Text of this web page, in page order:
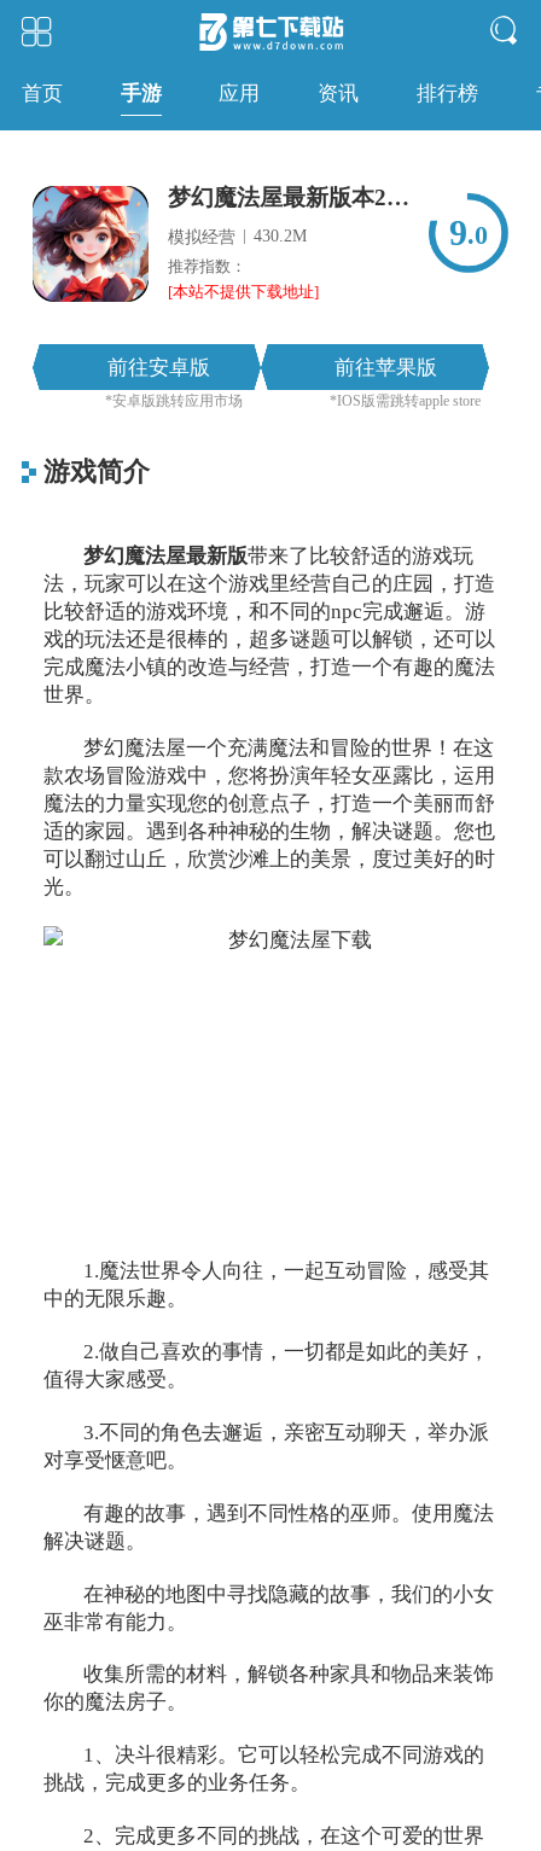
首页 手游 应用 资讯 排行榜
梦幻魔法屋最新版本2025
模拟经营 |430.2M
推荐指数：
[本站不提供下载地址]
9.0
前往安卓版 前往苹果版
*安卓版跳转应用市场 *IOS版需跳转apple store
游戏简介
梦幻魔法屋最新版带来了比较舒适的游戏玩
法，玩家可以在这个游戏里经营自己的庄园，打造
比较舒适的游戏环境，和不同的npc完成邂逅。游
戏的玩法还是很棒的，超多谜题可以解锁，还可以
完成魔法小镇的改造与经营，打造一个有趣的魔法
世界。
梦幻魔法屋一个充满魔法和冒险的世界！在这
款农场冒险游戏中，您将扮演年轻女巫露比，运用
魔法的力量实现您的创意点子，打造一个美丽而舒
适的家园。遇到各种神秘的生物，解决谜题。您也
可以翻过山丘，欣赏沙滩上的美景，度过美好的时
光。
1.魔法世界令人向往，一起互动冒险，感受其
中的无限乐趣。
2.做自己喜欢的事情，一切都是如此的美好，
值得大家感受。
3.不同的角色去邂逅，亲密互动聊天，举办派
对享受惬意吧。
有趣的故事，遇到不同性格的巫师。使用魔法
解决谜题。
在神秘的地图中寻找隐藏的故事，我们的小女
巫非常有能力。
收集所需的材料，解锁各种家具和物品来装饰
你的魔法房子。
1、决斗很精彩。它可以轻松完成不同游戏的
挑战，完成更多的业务任务。
2、完成更多不同的挑战，在这个可爱的世界